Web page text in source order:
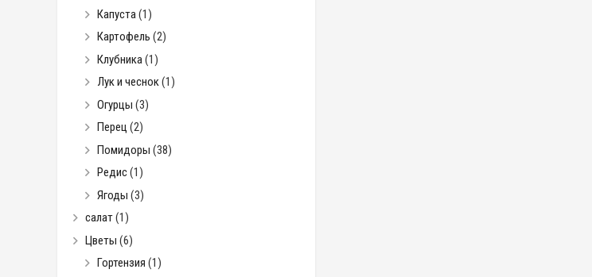
Капуста (1)
Картофель (2)
Клубника (1)
Лук и чеснок(1)
Огурцы (3)
Перец (2)
Помидоры (38)
Редис(1)
Ягоды (3)
салат(1)
Цветы (6)
Гортензия (1)